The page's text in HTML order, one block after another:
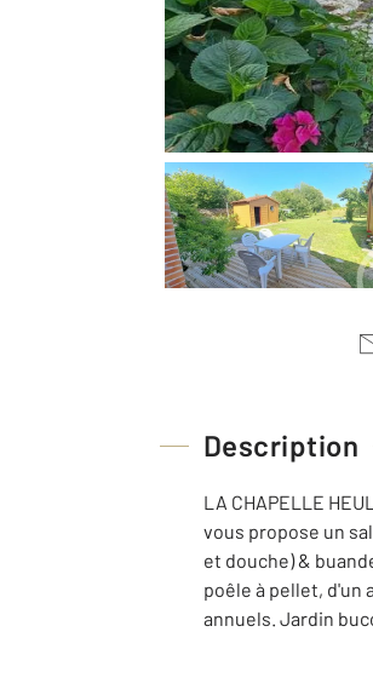
Description
LA CHAPELLE
vous propose un
et douche) &
poêle à pellet, d'un
annuels. Jardin